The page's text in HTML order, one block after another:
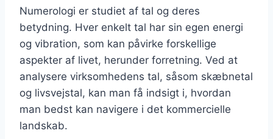
Numerologi er studiet af tal og deres
betydning. Hver enkelt tal har sin egen energi
og vibration, som kan påvirke forskellige
aspekter af livet, herunder forretning. Ved at
analysere virksomhedens tal, såsom skæbnetal
og livsvejstal, kan man få indsigt i, hvordan
man bedst kan navigere i det kommercielle
landskab.